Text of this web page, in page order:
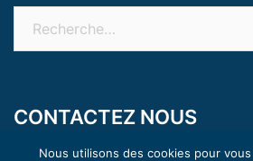
CONTACTEZ NOUS
Nous utilisons des cookies pour